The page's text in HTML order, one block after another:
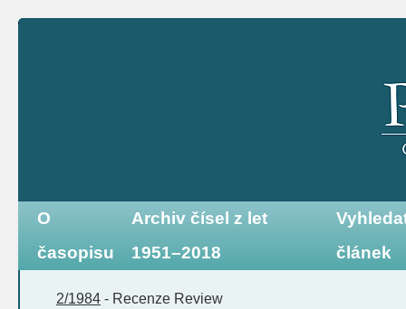
O
časopisu
Archiv čísel z let
1951–2018
článek
2/1984 - Recenze Review